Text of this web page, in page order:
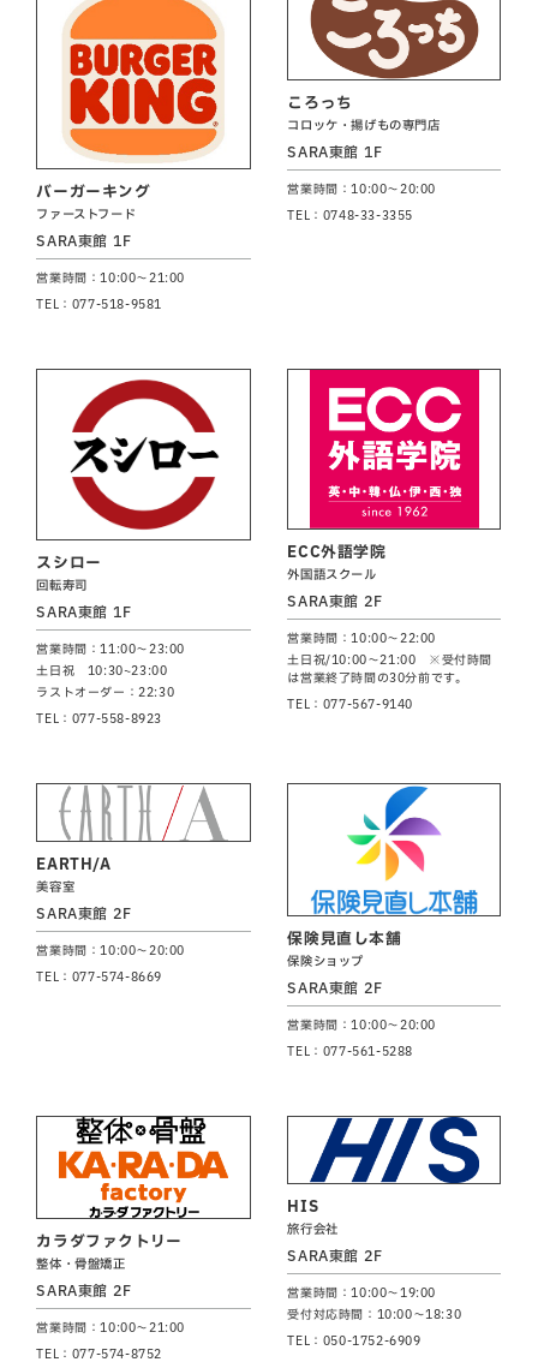
バーガーキング
ファーストフード
SARA東館 1F
営業時間：10:00～21:00
TEL：077-518-9581
ころっち
コロッケ・揚げもの専門店
SARA東館 1F
営業時間：10:00～20:00
TEL：0748-33-3355
スシロー
回転寿司
SARA東館 1F
営業時間：11:00～23:00
土日祝 10:30~23:00
ラストオーダー：22:30
TEL：077-558-8923
ECC外語学院
外国語スクール
SARA東館 2F
営業時間：10:00～22:00
土日祝/10:00～21:00 ※受付時間
は営業終了時間の30分前です。
TEL：077-567-9140
EARTH/A
美容室
SARA東館 2F
営業時間：10:00～20:00
TEL：077-574-8669
保険見直し本舗
保険ショップ
SARA東館 2F
営業時間：10:00～20:00
TEL：077-561-5288
カラダファクトリー
整体・骨盤矯正
SARA東館 2F
営業時間：10:00～21:00
TEL：077-574-8752
HIS
旅行会社
SARA東館 2F
営業時間：10:00～19:00
受付対応時間：10:00～18:30
TEL：050-1752-6909